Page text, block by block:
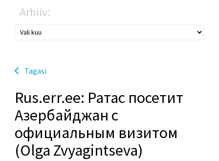
Arhiiv:
Tagasi
Rus.err.ee: Ратас посетит
Азербайджан с
официальным визитом
(Olga Zvyagintseva)